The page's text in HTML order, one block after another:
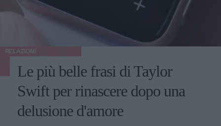
RELAZIONI
Le più belle frasi di Taylor
Swift per rinascere dopo una
delusione d'amore